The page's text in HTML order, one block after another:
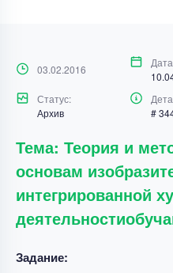
03.02.2016
Статус:
Архив
#
Тема: Теория и
основам
интегрированной
Задание: